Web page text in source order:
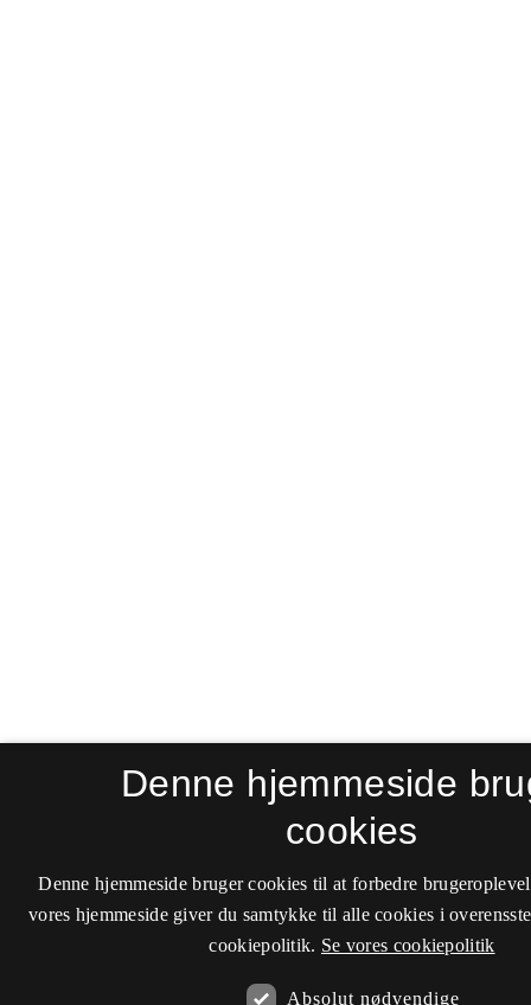
Denne hjemmeside
cookies
Denne hjemmeside bruger cookies til at forbedre
vores hjemmeside giver du samtykke til alle cookies i
cookiepolitik. Se vores cookiepolitik
Absolut nødvendige